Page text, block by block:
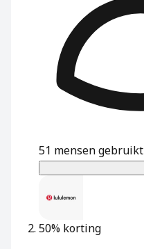
51 mensen gebruikt
50% korting